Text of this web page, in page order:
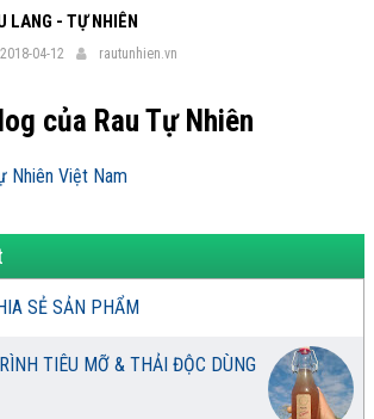
LANG - TỰ NHIÊN
2018-04-12 rautunhien.vn
của Rau Tự Nhiên
Nhiên Việt Nam
SẺ SẢN PHẨM
TIÊU MỠ & THẢI ĐỘC DÙNG